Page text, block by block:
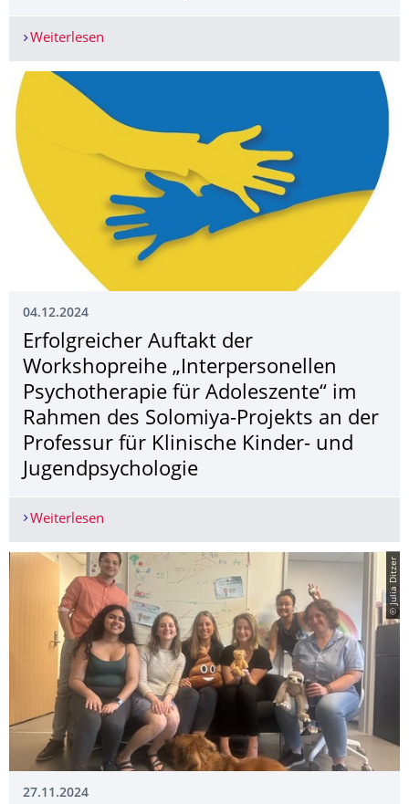
Weiterlesen
04.12.2024
Erfolgreicher Auftakt der
Workshopreihe „Interpersonellen
Psychotherapie für Adoleszente“ im
Rahmen des Solomiya-Projekts an der
Professur für Klinische Kinder- und
Jugendpsychologie
Weiterlesen
© Julia Ditzer
27.11.2024